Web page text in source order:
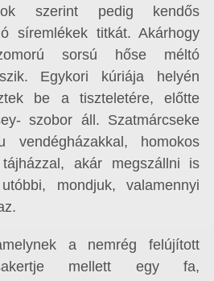
szerint pedig kendős
síremlékek titkát. Akárhogy
sorsú hőse méltó
Egykori kúriája helyén
be a tiszteletére, előtte
szobor áll. Szatmárcseke
vendégházakkal, homokos
akár megszállni is
mondjuk, valamennyi
a nemrég felújított
mellett egy fa,